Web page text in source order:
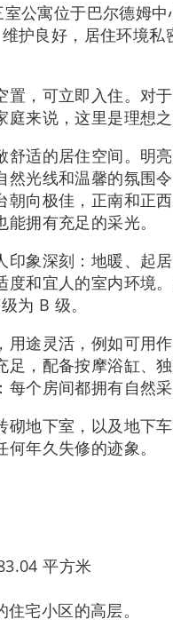
公寓位于巴尔德姆
护良好，居住环境
置，可立即入住。对
来说，这里是理想之
舒适的居住空间。明
光线和温馨的氛围令
朝向极佳，正南和正
拥有充足的采光。
印象深刻：地暖、起
度和宜人的室内环境
为 B 级。
用途灵活，例如可用
足，配备按摩浴缸、
个房间都拥有自然采
砌地下室，以及地下
年久失修的迹象。
平方米
宅小区的高层。